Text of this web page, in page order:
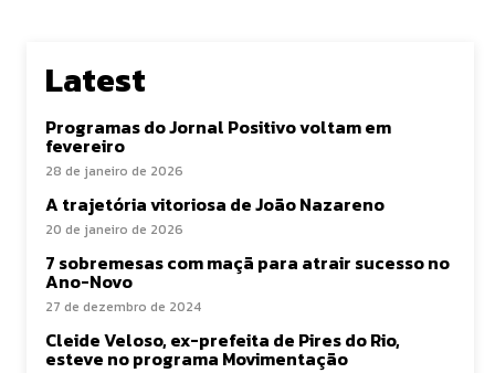
Latest
Programas do Jornal Positivo voltam em
fevereiro
28 de janeiro de 2026
A trajetória vitoriosa de João Nazareno
20 de janeiro de 2026
7 sobremesas com maçã para atrair sucesso no
Ano-Novo
27 de dezembro de 2024
Cleide Veloso, ex-prefeita de Pires do Rio,
esteve no programa Movimentação